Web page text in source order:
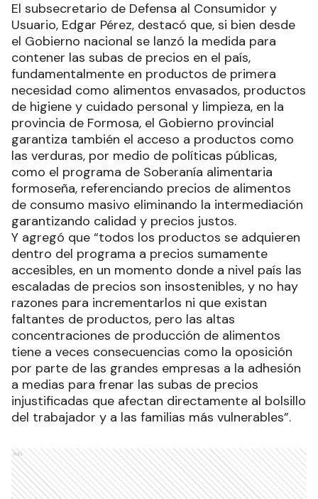
El subsecretario de Defensa al Consumidor y
Usuario, Edgar Pérez, destacó que, si bien desde
el Gobierno nacional se lanzó la medida para
contener las subas de precios en el país,
fundamentalmente en productos de primera
necesidad como alimentos envasados, productos
de higiene y cuidado personal y limpieza, en la
provincia de Formosa, el Gobierno provincial
garantiza también el acceso a productos como
las verduras, por medio de políticas públicas,
como el programa de Soberanía alimentaria
formoseña, referenciando precios de alimentos
de consumo masivo eliminando la intermediación
garantizando calidad y precios justos.
Y agregó que “todos los productos se adquieren
dentro del programa a precios sumamente
accesibles, en un momento donde a nivel país las
escaladas de precios son insostenibles, y no hay
razones para incrementarlos ni que existan
faltantes de productos, pero las altas
concentraciones de producción de alimentos
tiene a veces consecuencias como la oposición
por parte de las grandes empresas a la adhesión
a medias para frenar las subas de precios
injustificadas que afectan directamente al bolsillo
del trabajador y a las familias más vulnerables”.
Ads